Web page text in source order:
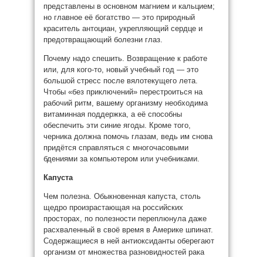
представлены в основном магнием и кальцием;
но главное её богатство — это природный
краситель антоциан, укрепляющий сердце и
предотвращающий болезни глаз.
Почему надо спешить. Возвращение к работе
или, для кого-то, новый учебный год — это
большой стресс после вялотекущего лета.
Чтобы «без приключений» перестроиться на
рабочий ритм, вашему организму необходима
витаминная поддержка, а её способны
обеспечить эти синие ягоды. Кроме того,
черника должна помочь глазам, ведь им снова
придётся справляться с многочасовыми
бдениями за компьютером или учебниками.
Капуста
Чем полезна. Обыкновенная капуста, столь
щедро произрастающая на российских
просторах, по полезности переплюнула даже
расхваленный в своё время в Америке шпинат.
Содержащиеся в ней антиоксиданты оберегают
организм от множества разновидностей рака